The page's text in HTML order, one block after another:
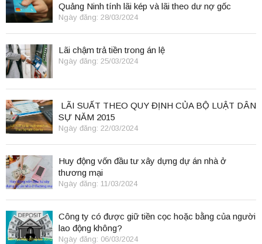
Quảng Ninh tính lãi kép và lãi theo dư nợ gốc
Ngày đăng: 28/03/2024
Lãi chậm trả tiền trong án lệ
Ngày đăng: 25/03/2024
LÃI SUẤT THEO QUY ĐỊNH CỦA BỘ LUẬT DÂN
SỰ NĂM 2015
Ngày đăng: 22/03/2024
Huy động vốn đầu tư xây dựng dự án nhà ở
thương mại
Ngày đăng: 11/03/2024
Công ty có được giữ tiền cọc hoặc bằng của người
lao động không?
Ngày đăng: 06/03/2024